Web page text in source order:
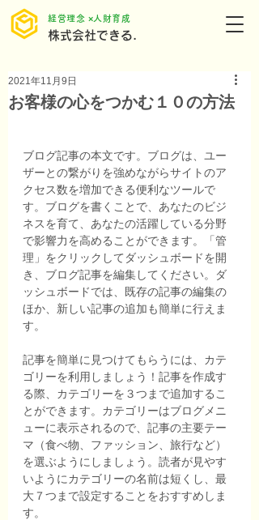
株式会社できる.
​経営理念 ×人財育成
お客様の心をつかむ１０の方法
2021年11月9日
ブログ記事の本文です。ブログは、ユー
ザーとの繋がりを強めながらサイトのア
クセス数を増加できる便利なツールで
す。ブログを書くことで、あなたのビジ
ネスを育て、あなたの活躍している分野
で影響力を高めることができます。「管
理」をクリックしてダッシュボードを開
き、ブログ記事を編集してください。ダ
ッシュボードでは、既存の記事の編集の
ほか、新しい記事の追加も簡単に行えま
す。
記事を簡単に見つけてもらうには、カテ
ゴリーを利用しましょう！記事を作成す
る際、カテゴリーを３つまで追加するこ
とができます。カテゴリーはブログメニ
ューに表示されるので、記事の主要テー
マ（食べ物、ファッション、旅行など）
を選ぶようにしましょう。読者が見やす
いようにカテゴリーの名前は短くし、最
大７つまで設定することをおすすめしま
す。